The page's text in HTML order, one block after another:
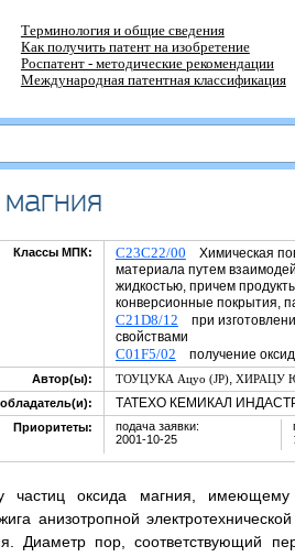
Терминология и общие сведения
Как получить патент на изобретение
Роспатент - методические рекомендации
Международная патентная классификация
Классы МПК: C23C22/00 Химическая
материала путем
жидкостью, причем
конверсионные покрытия,
C21D8/12 при
свойствами
C01F5/02 получение
Автор(ы): ТОУЦУКА Ацуо (JP), ХИРАЦУ
ТАТЕХО КЕМИКАЛ
Приоритеты:
подача заявки:
2001-10-25
частиц оксида магния,
анизотропной
Диаметр пор, соответствующий